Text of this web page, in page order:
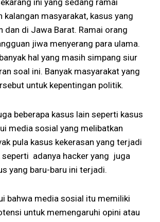
kalangan masyarakat, kasus yang
dan di Jawa Barat. Ramai orang
jiwa menyerang para ulama.
hal yang masih simpang siur
soal ini. Banyak masyarakat yang
untuk kepentingan politik.
beberapa kasus lain seperti kasus
media sosial yang melibatkan
pula kasus kekerasan yang terjadi
adanya hacker yang juga
yang baru-baru ini terjadi.
bahwa media sosial itu memiliki
untuk memengaruhi opini atau